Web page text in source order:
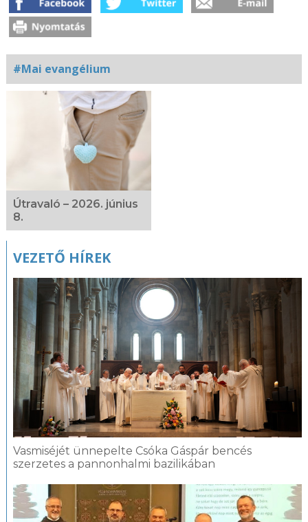
#Mai evangélium
Kapcsolódó
fotógaléria
Útravaló – 2026. június
8.
VEZETŐ HÍREK
Vasmiséjét ünnepelte Csóka Gáspár bencés
szerzetes a pannonhalmi bazilikában